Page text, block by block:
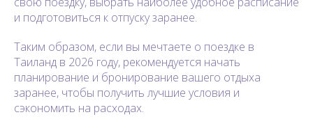
и подготовиться к отпуску заранее.
Таким образом, если вы мечтаете о поездке в
Таиланд в 2026 году, рекомендуется начать
планирование и бронирование вашего отдыха
заранее, чтобы получить лучшие условия и
сэкономить на расходах.